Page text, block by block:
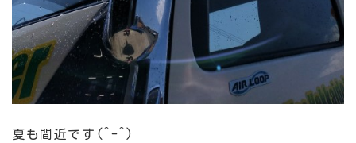
夏も間近です(^-^)